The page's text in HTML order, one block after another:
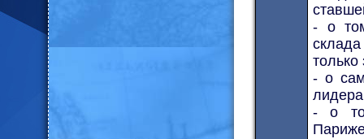
- о
только
- о
- о